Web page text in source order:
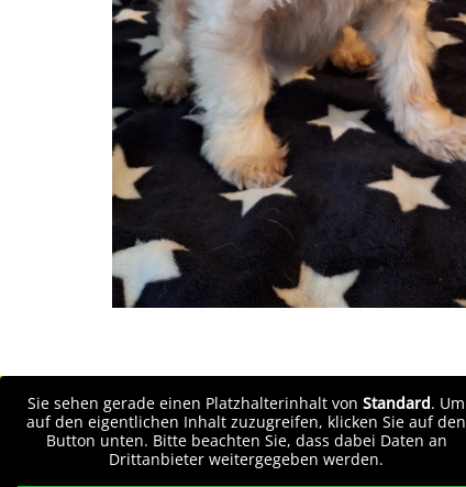
Sie sehen gerade einen Platzhalterinhalt von Standard. Um
auf den eigentlichen Inhalt zuzugreifen, klicken Sie auf den
Button unten. Bitte beachten Sie, dass dabei Daten an
Drittanbieter weitergegeben werden.